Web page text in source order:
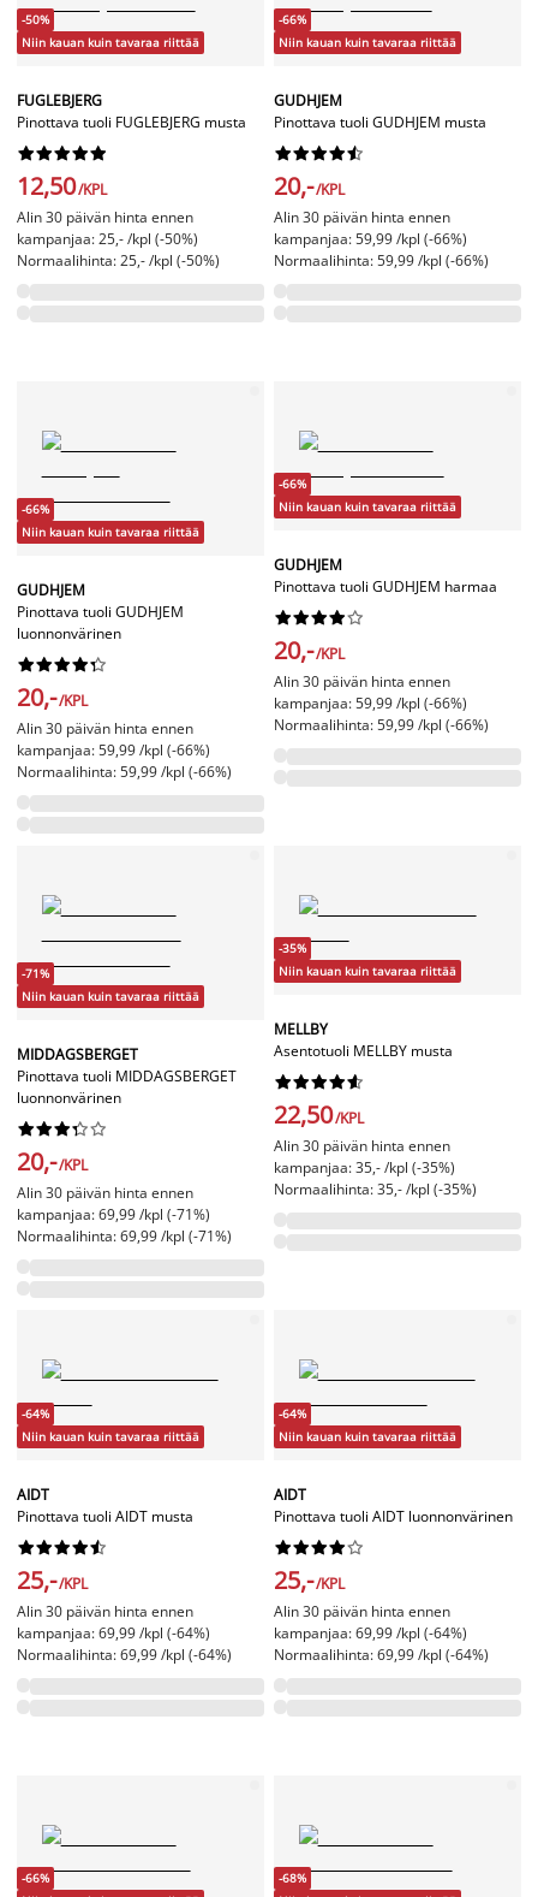
-50%
Niin kauan kuin tavaraa riittää
FUGLEBJERG
Pinottava tuoli FUGLEBJERG musta






12,50/KPL
Alin 30 päivän hinta ennen
kampanjaa: 25,- /kpl (-50%)
Normaalihinta: 25,- /kpl (-50%)
-66%
Niin kauan kuin tavaraa riittää
GUDHJEM
Pinottava tuoli GUDHJEM musta






20,-/KPL
Alin 30 päivän hinta ennen
kampanjaa: 59,99 /kpl (-66%)
Normaalihinta: 59,99 /kpl (-66%)
-66%
Niin kauan kuin tavaraa riittää
GUDHJEM
Pinottava tuoli GUDHJEM
luonnonvärinen






20,-/KPL
Alin 30 päivän hinta ennen
kampanjaa: 59,99 /kpl (-66%)
Normaalihinta: 59,99 /kpl (-66%)
-66%
Niin kauan kuin tavaraa riittää
GUDHJEM
Pinottava tuoli GUDHJEM harmaa






20,-/KPL
Alin 30 päivän hinta ennen
kampanjaa: 59,99 /kpl (-66%)
Normaalihinta: 59,99 /kpl (-66%)
-71%
Niin kauan kuin tavaraa riittää
MIDDAGSBERGET
Pinottava tuoli MIDDAGSBERGET
luonnonvärinen






20,-/KPL
Alin 30 päivän hinta ennen
kampanjaa: 69,99 /kpl (-71%)
Normaalihinta: 69,99 /kpl (-71%)
-35%
Niin kauan kuin tavaraa riittää
MELLBY
Asentotuoli MELLBY musta






22,50/KPL
Alin 30 päivän hinta ennen
kampanjaa: 35,- /kpl (-35%)
Normaalihinta: 35,- /kpl (-35%)
-64%
Niin kauan kuin tavaraa riittää
AIDT
Pinottava tuoli AIDT musta






25,-/KPL
Alin 30 päivän hinta ennen
kampanjaa: 69,99 /kpl (-64%)
Normaalihinta: 69,99 /kpl (-64%)
-64%
Niin kauan kuin tavaraa riittää
AIDT
Pinottava tuoli AIDT luonnonvärinen






25,-/KPL
Alin 30 päivän hinta ennen
kampanjaa: 69,99 /kpl (-64%)
Normaalihinta: 69,99 /kpl (-64%)
-66%
-68%